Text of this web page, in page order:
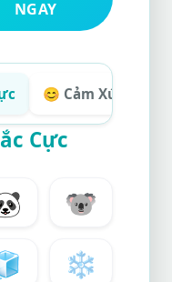
NGAY
😊 Cảm Xúc Tiêu
Cực
🐨
❄️